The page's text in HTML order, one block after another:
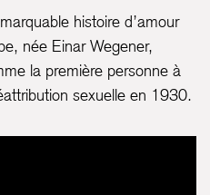
histoire d’amour
née Einar Wegener,
la première personne à
sexuelle en 1930.